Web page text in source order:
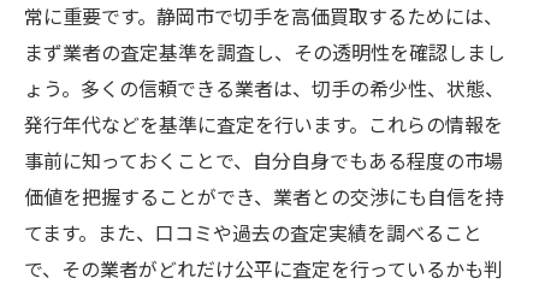
常に重要です。静岡市で切手を高価買取するためには、
まず業者の査定基準を調査し、その透明性を確認しまし
ょう。多くの信頼できる業者は、切手の希少性、状態、
発行年代などを基準に査定を行います。これらの情報を
事前に知っておくことで、自分自身でもある程度の市場
価値を把握することができ、業者との交渉にも自信を持
てます。また、口コミや過去の査定実績を調べること
で、その業者がどれだけ公平に査定を行っているかも判